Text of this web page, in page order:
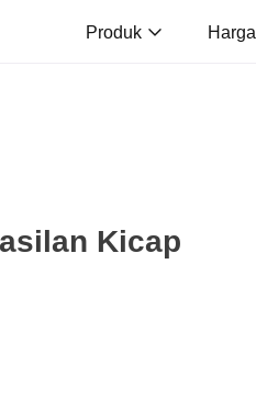
Produk Harga
Kicap